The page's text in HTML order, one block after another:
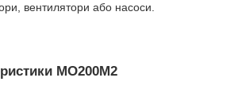
вентилятори або насоси.
МО200М2